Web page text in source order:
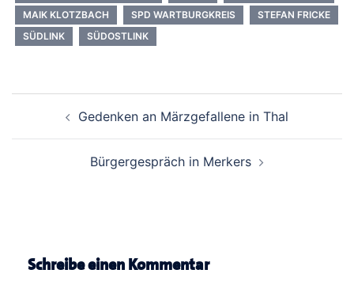
MAIK KLOTZBACH
SPD WARTBURGKREIS
STEFAN FRICKE
SÜDLINK
SÜDOSTLINK
NavigationGedenken an Märzgefallene in Thal
Bürgergespräch in Merkers
Schreibe einen Kommentar